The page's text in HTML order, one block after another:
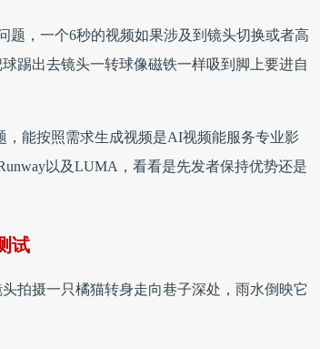
题，一个6秒的视频如果涉及到镜头切换或者高
踢出去镜头一转球像磁铁一样吸到脚上要进自
，能按照需求生成视频是AI视频能服务专业影
以及LUMA，看看是先发者保持优势还是
试
拍摄一只橘猫转身走向巷子深处，雨水倒映它